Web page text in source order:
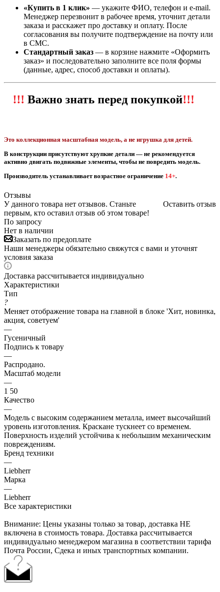
«Купить в 1 клик» — укажите ФИО, телефон и e‑mail.
Менеджер перезвонит в рабочее время, уточнит детали
заказа и расскажет про доставку и оплату. После
согласования вы получите подтверждение на почту или
в СМС.
Стандартный заказ — в корзине нажмите «Оформить
заказ» и последовательно заполните все поля формы
(данные, адрес, способ доставки и оплаты).
!!! Важно знать перед покупкой!!!
Это коллекционная масштабная модель, а не игрушка для детей.
В конструкции присутствуют хрупкие детали — не рекомендуется
активно двигать подвижные элементы, чтобы не повредить модель.
Производитель устанавливает возрастное ограничение 14+.
Отзывы
Оставить отзыв
У данного товара нет отзывов. Станьте
первым, кто оставил отзыв об этом товаре!
По запросу
Нет в наличии
Заказать по предоплате
Наши менеджеры обязательно свяжутся с вами и уточнят
условия заказа
Доставка рассчитывается индивидуально
Характеристики
Тип
?
Меняет отображение товара на главной в блоке 'Хит, новинка,
акция, советуем'
—
Гусеничный
Подпись к товару
—
Распродано.
Масштаб модели
—
1 50
Качество
—
Модель с высоким содержанием металла, имеет высочайший
уровень изготовления. Краскане тускнеет со временем.
Поверхность изделий устойчива к небольшим механическим
повреждениям.
Бренд техники
—
Liebherr
Марка
—
Liebherr
Все характеристики
Внимание: Цены указаны только за товар, доставка НЕ
включена в стоимость товара. Доставка рассчитывается
индивидуально менеджером магазина в соответствии тарифа
Почта России, Сдека и иных транспортных компании.